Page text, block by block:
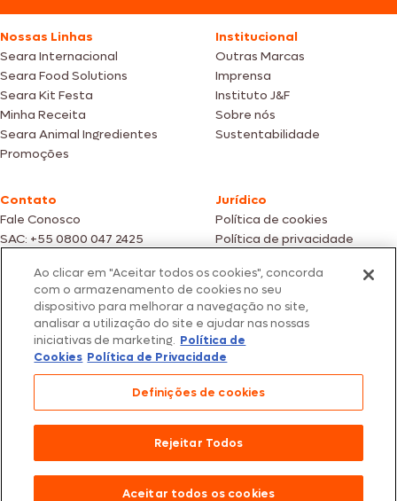
Nossas Linhas
Seara Internacional
Seara Food Solutions
Seara Kit Festa
Minha Receita
Seara Animal Ingredientes
Promoções
Institucional
Outras Marcas
Imprensa
Instituto J&F
Sobre nós
Sustentabilidade
Contato
Fale Conosco
SAC: +55 0800 047 2425
Jurídico
Política de cookies
Política de privacidade
Fotos meramente ilustrativas | Ofertas válidas enquanto durarem os
estoques dos nossos parceiros | Vendas sujeitas a análise e confirmação
de dados.
Os preços, promoções e condições de pagamento são válidos
exclusivamente para compras efetuadas em nossos parceiros.
Todos os produtos estão sujeitos a disponibilidade de estoque.
São Paulo/SP – CEP 05.118-100
© 2026 Seara. Todos os direitos reservados
Ao clicar em "Aceitar todos os cookies", concorda
com o armazenamento de cookies no seu
dispositivo para melhorar a navegação no site,
analisar a utilização do site e ajudar nas nossas
iniciativas de marketing. Política de
Cookies Política de Privacidade
Definições de cookies
Rejeitar Todos
Aceitar todos os cookies